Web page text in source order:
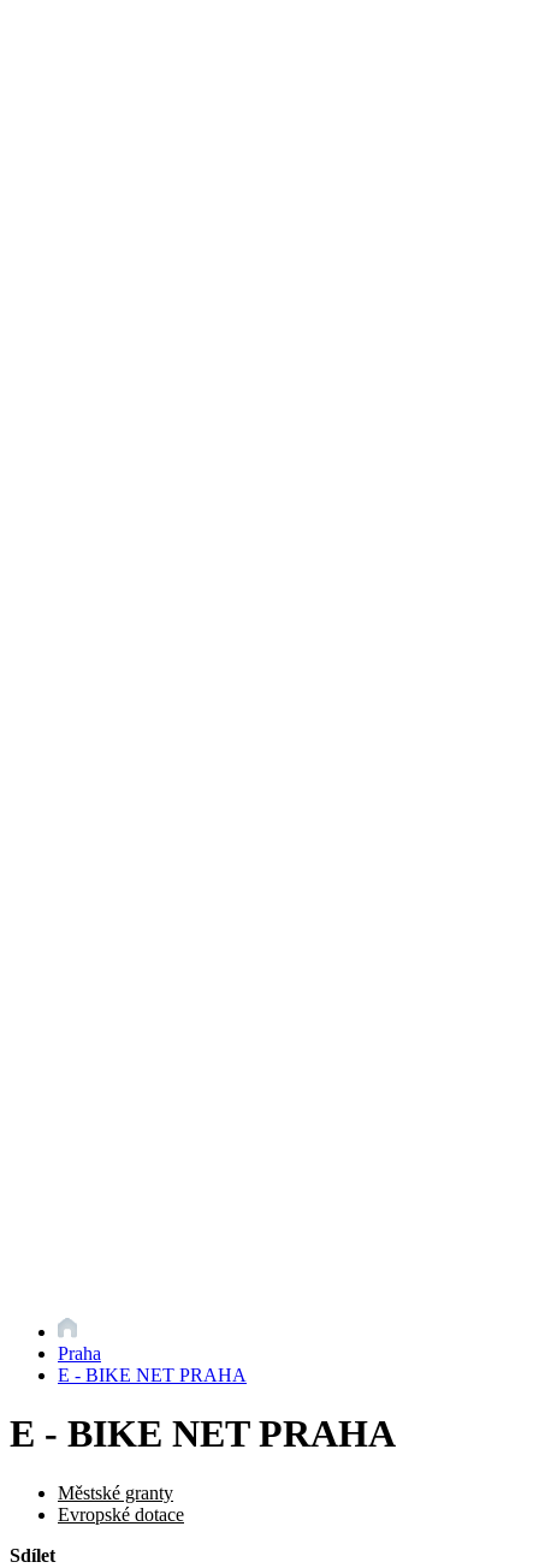
Praha
E - BIKE NET PRAHA
E - BIKE NET PRAHA
Městské granty
Evropské dotace
Sdílet